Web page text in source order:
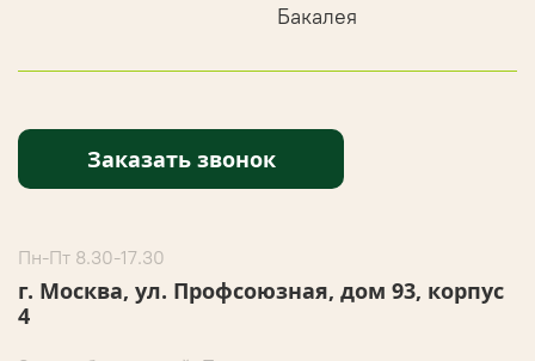
Бакалея
Заказать звонок
Пн-Пт 8.30-17.30
г. Москва, ул. Профсоюзная, дом 93, корпус
4